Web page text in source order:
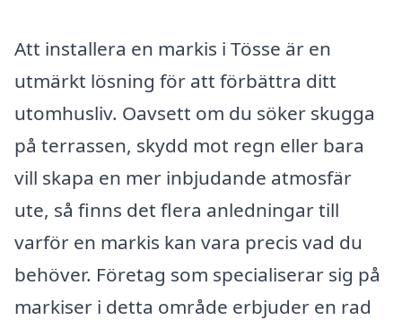
Att installera en markis i Tösse är en
utmärkt lösning för att förbättra ditt
utomhusliv. Oavsett om du söker skugga
på terrassen, skydd mot regn eller bara
vill skapa en mer inbjudande atmosfär
ute, så finns det flera anledningar till
varför en markis kan vara precis vad du
behöver. Företag som specialiserar sig på
markiser i detta område erbjuder en rad